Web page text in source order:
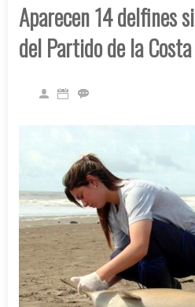
Aparecen 14 delfines
del Partido de la Costa